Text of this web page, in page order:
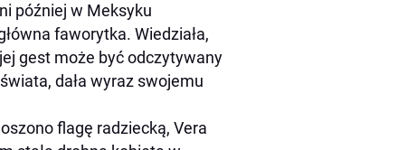
później w Meksyku
faworytka. Wiedziała,
gest może być odczytywany
dała wyraz swojemu
flagę radziecką, Vera